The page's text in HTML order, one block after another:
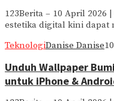
123Berita – 10 April 2026
estetika digital kini dapat
TeknologiDanise Danise
Unduh Wallpaper
untuk iPhone &